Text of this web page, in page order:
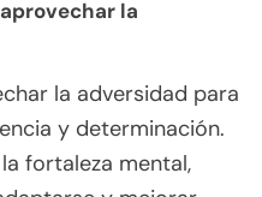
pueden llevar
que pueden mejorar
la incomodidad,